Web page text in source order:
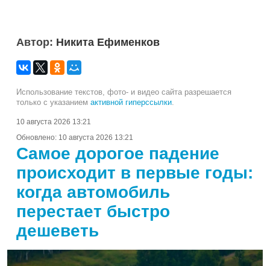
Автор: Никита Ефименков
Использование текстов, фото- и видео сайта разрешается
только с указанием активной гиперссылки
10 августа 2026 13:21
Обновлено: 10 августа 2026 13:21
Самое дорогое падение
происходит в первые годы:
когда автомобиль
перестает быстро
дешеветь